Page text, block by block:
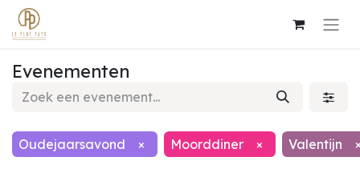
Evenementen
Oudejaarsavond × Moorddiner × Valentijn